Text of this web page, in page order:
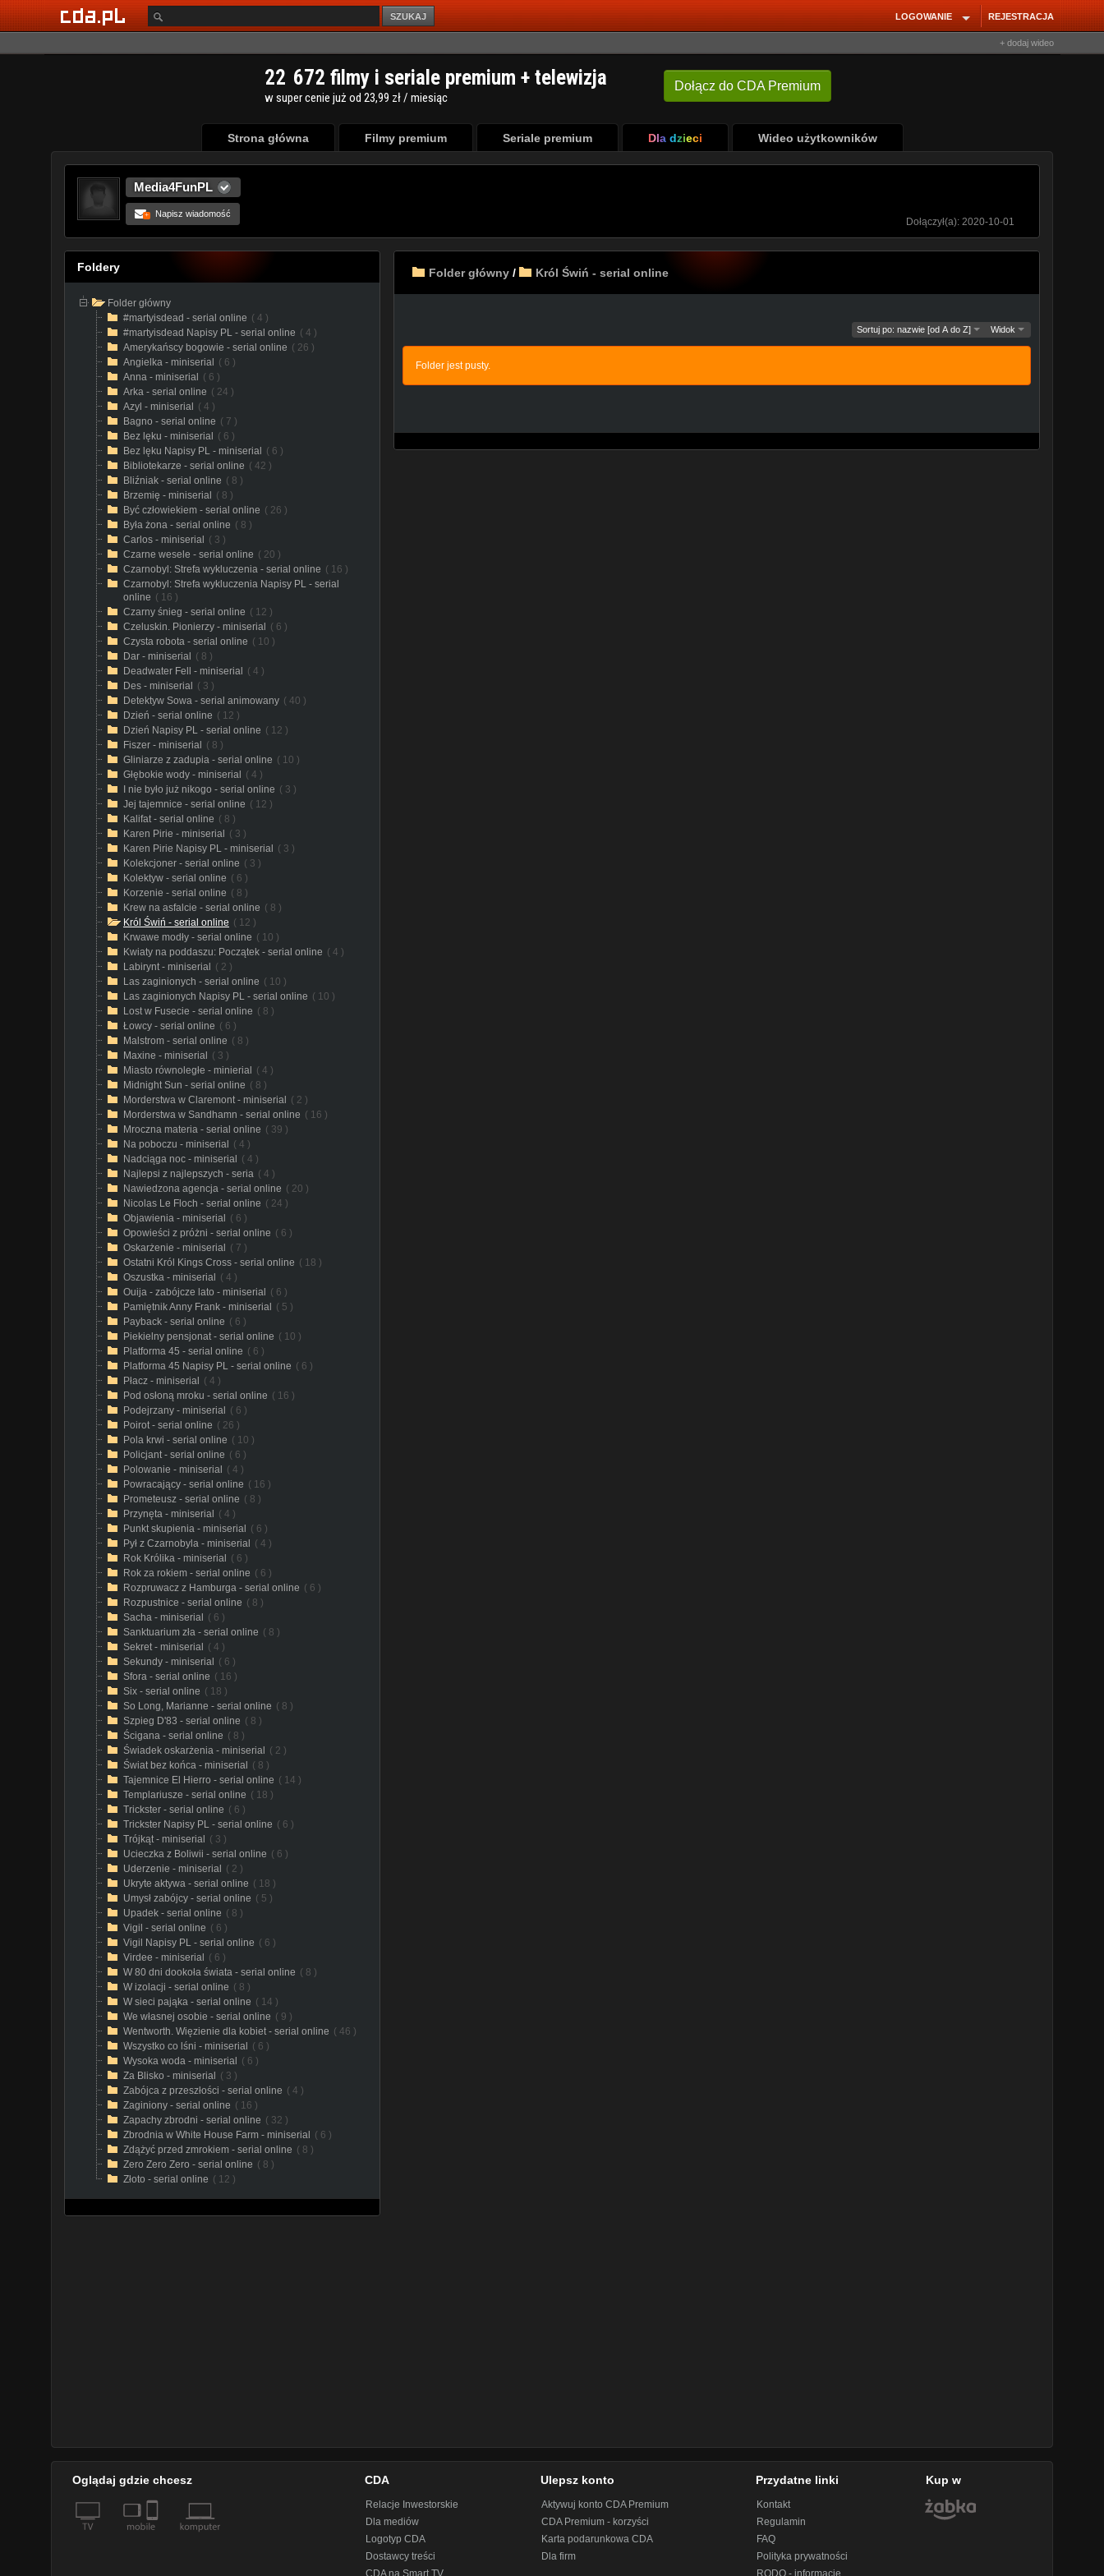
SZUKAJ LOGOWANIE REJESTRACJA
+ dodaj wideo
Strona główna Filmy premium Seriale premium Dla dzieci Wideo użytkowników
Media4FunPL
+ Napisz wiadomość
Dołączył(a): 2020-10-01
Foldery
Folder główny
#martyisdead - serial online ( 4 )
#martyisdead Napisy PL - serial online ( 4 )
Amerykańscy bogowie - serial online ( 26 )
Angielka - miniserial
( 6 )
Anna - miniserial
( 6 )
Arka - serial online ( 24 )
Azyl - miniserial
( 4 )
Bagno - serial online ( 7 )
Bez lęku - miniserial
( 6 )
Bez lęku Napisy PL - miniserial
( 6 )
Bibliotekarze - serial online ( 42 )
Bliźniak - serial online ( 8 )
Brzemię - miniserial
( 8 )
Być człowiekiem - serial online ( 26 )
Była żona - serial online ( 8 )
Carlos - miniserial
( 3 )
Czarne wesele - serial online ( 20 )
Czarnobyl: Strefa wykluczenia - serial online ( 16 )
Czarnobyl: Strefa wykluczenia Napisy PL - serial
online ( 16 )
Czarny śnieg - serial online ( 12 )
Czeluskin. Pionierzy - miniserial
( 6 )
Czysta robota - serial online ( 10 )
Dar - miniserial
( 8 )
Deadwater Fell - miniserial
( 4 )
Des - miniserial
( 3 )
Detektyw Sowa - serial animowany ( 40 )
Dzień - serial online ( 12 )
Dzień Napisy PL - serial online ( 12 )
Fiszer - miniserial
( 8 )
Gliniarze z zadupia - serial online ( 10 )
Głębokie wody - miniserial
( 4 )
I nie było już nikogo - serial online ( 3 )
Jej tajemnice - serial online ( 12 )
Kalifat - serial online ( 8 )
Karen Pirie - miniserial
( 3 )
Karen Pirie Napisy PL - miniserial
( 3 )
Kolekcjoner - serial online ( 3 )
Kolektyw - serial online ( 6 )
Korzenie - serial online ( 8 )
Krew na asfalcie - serial online ( 8 )
Król Świń - serial online ( 12 )
Krwawe modły - serial online ( 10 )
Kwiaty na poddaszu: Początek - serial online ( 4 )
Labirynt - miniserial
( 2 )
Las zaginionych - serial online ( 10 )
Las zaginionych Napisy PL - serial online ( 10 )
Lost w Fusecie - serial online ( 8 )
Łowcy - serial online ( 6 )
Malstrom - serial online ( 8 )
Maxine - miniserial
( 3 )
Miasto równoległe - minierial
( 4 )
Midnight Sun - serial online ( 8 )
Morderstwa w Claremont - miniserial
( 2 )
Morderstwa w Sandhamn - serial online ( 16 )
Mroczna materia - serial online ( 39 )
Na poboczu - miniserial
( 4 )
Nadciąga noc - miniserial
( 4 )
Najlepsi z najlepszych - seria ( 4 )
Nawiedzona agencja - serial online ( 20 )
Nicolas Le Floch - serial online ( 24 )
Objawienia - miniserial
( 6 )
Opowieści z próżni - serial online ( 6 )
Oskarżenie - miniserial
( 7 )
Ostatni Król Kings Cross - serial online ( 18 )
Oszustka - miniserial
( 4 )
Ouija - zabójcze lato - miniserial
( 6 )
Pamiętnik Anny Frank - miniserial
( 5 )
Payback - serial online ( 6 )
Piekielny pensjonat - serial online ( 10 )
Platforma 45 - serial online ( 6 )
Platforma 45 Napisy PL - serial online ( 6 )
Płacz - miniserial
( 4 )
Pod osłoną mroku - serial online ( 16 )
Podejrzany - miniserial
( 6 )
Poirot - serial online ( 26 )
Pola krwi - serial online ( 10 )
Policjant - serial online ( 6 )
Polowanie - miniserial
( 4 )
Powracający - serial online ( 16 )
Prometeusz - serial online ( 8 )
Przynęta - miniserial
( 4 )
Punkt skupienia - miniserial
( 6 )
Pył z Czarnobyla - miniserial
( 4 )
Rok Królika - miniserial
( 6 )
Rok za rokiem - serial online ( 6 )
Rozpruwacz z Hamburga - serial online ( 6 )
Rozpustnice - serial online ( 8 )
Sacha - miniserial
( 6 )
Sanktuarium zła - serial online ( 8 )
Sekret - miniserial
( 4 )
Sekundy - miniserial
( 6 )
Sfora - serial online ( 16 )
Six - serial online ( 18 )
So Long, Marianne - serial online ( 8 )
Szpieg D'83 - serial online ( 8 )
Ścigana - serial online ( 8 )
Świadek oskarżenia - miniserial
( 2 )
Świat bez końca - miniserial
( 8 )
Tajemnice El Hierro - serial online ( 14 )
Templariusze - serial online ( 18 )
Trickster - serial online ( 6 )
Trickster Napisy PL - serial online ( 6 )
Trójkąt - miniserial
( 3 )
Ucieczka z Boliwii - serial online ( 6 )
Uderzenie - miniserial
( 2 )
Ukryte aktywa - serial online ( 18 )
Umysł zabójcy - serial online ( 5 )
Upadek - serial online ( 8 )
Vigil - serial online ( 6 )
Vigil Napisy PL - serial online ( 6 )
Virdee - miniserial
( 6 )
W 80 dni dookoła świata - serial online ( 8 )
W izolacji - serial online ( 8 )
W sieci pająka - serial online ( 14 )
We własnej osobie - serial online ( 9 )
Wentworth. Więzienie dla kobiet - serial online ( 46 )
Wszystko co lśni - miniserial
( 6 )
Wysoka woda - miniserial
( 6 )
Za Blisko - miniserial
( 3 )
Zabójca z przeszłości - serial online ( 4 )
Zaginiony - serial online ( 16 )
Zapachy zbrodni - serial online ( 32 )
Zbrodnia w White House Farm - miniserial
( 6 )
Zdążyć przed zmrokiem - serial online ( 8 )
Zero Zero Zero - serial online ( 8 )
Złoto - serial online ( 12 )
Folder główny / Król Świń - serial online
Sortuj po: nazwie [od A do Z] Widok
Folder jest pusty.
Oglądaj gdzie chcesz CDA
Relacje Inwestorskie
Dla mediów
Logotyp CDA
Dostawcy treści
CDA na Smart TV
Ulepsz konto
Aktywuj konto CDA Premium
CDA Premium - korzyści
Karta podarunkowa CDA
Dla firm
Przydatne linki
Kontakt
Regulamin
FAQ
Polityka prywatności
RODO - informacje
Kup w